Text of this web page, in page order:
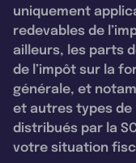
uniquement
redevables de
ailleurs, les parts
de l’impôt sur la
générale, et
et autres types
distribués par la
votre situation